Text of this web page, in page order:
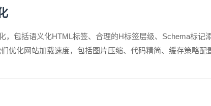
，包括语义化HTML标签、合理的H标签层级、Schema标记
优化网站加载速度，包括图片压缩、代码精简、缓存策略配